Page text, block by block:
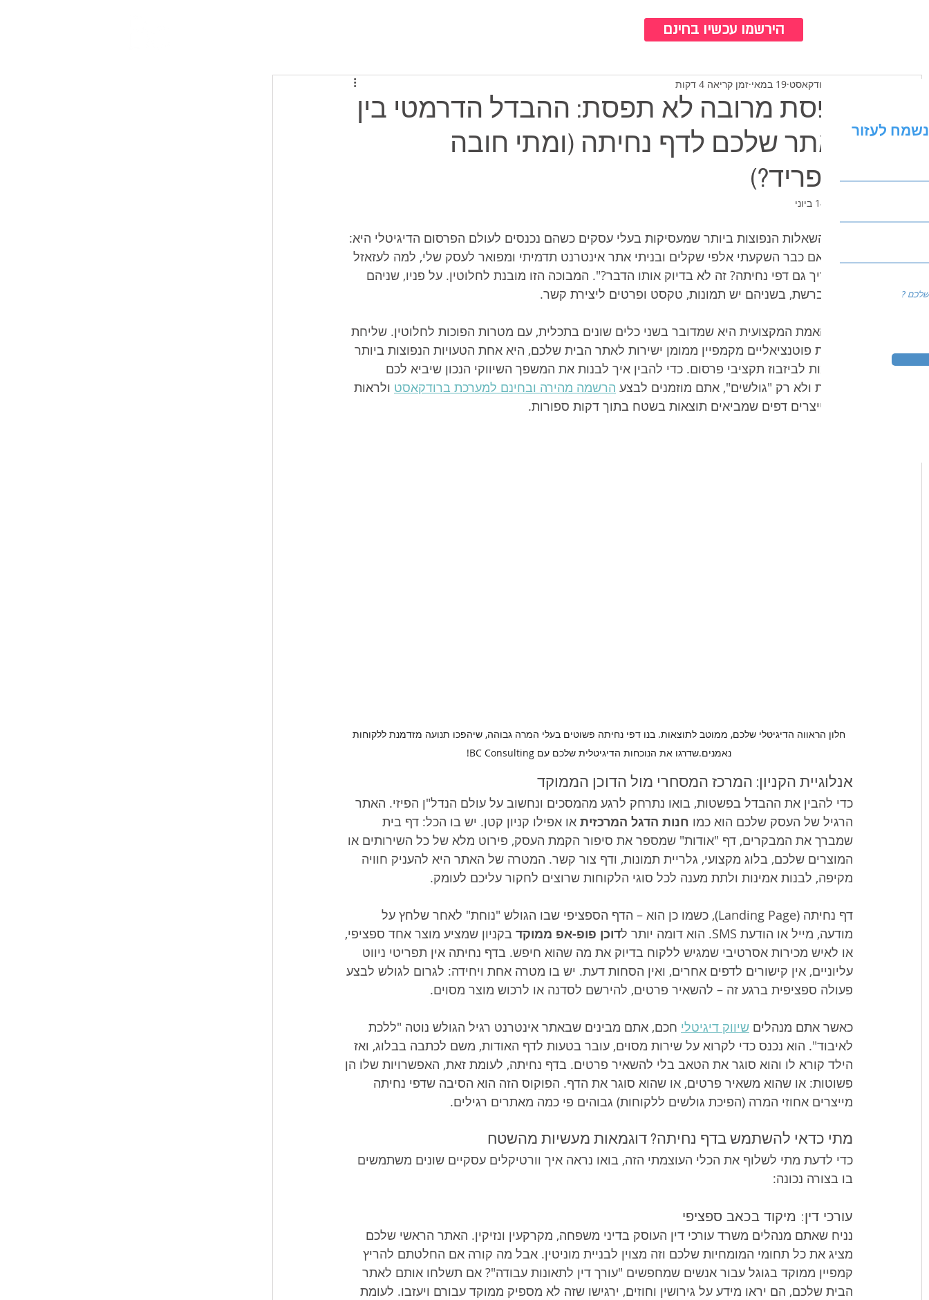
הירשמו עכשיו בחינם
תפסת מרובה לא תפסת: ההבדל הדרמטי בין
האתר שלכם לדף נחיתה (ומתי חובה
להפריד?)
צוות ברודקאסט 19 במאי זמן קריאה 4 דקות
14 ביוני
אחת השאלות הנפוצות ביותר שמעסיקות בעלי עסקים כשהם נכנסים לעולם הפרסום הדיגיטלי היא:
"רגע, אם כבר השקעתי אלפי שקלים ובניתי אתר אינטרנט תדמיתי ומפואר לעסק שלי, למה לעזאזל
אני צריך גם דפי נחיתה? זה לא בדיוק אותו הדבר?". המבוכה הזו מובנת לחלוטין. על פניו, שניהם
דפים ברשת, בשניהם יש תמונות, טקסט ופרטים ליצירת קשר.
אבל האמת המקצועית היא שמדובר בשני כלים שונים בתכלית, עם מטרות הפוכות לחלוטין. שליחת
לקוחות פוטנציאליים מקמפיין ממומן ישירות לאתר הבית שלכם, היא אחת הטעויות הנפוצות ביותר
שגורמות לביזבוז תקציבי פרסום. כדי להבין איך לבנות את המשפך השיווקי הנכון שיביא לכם
לקוחות ולא רק "גולשים", אתם מוזמנים לבצע הרשמה מהירה ובחינם למערכת ברודקאסט ולראות
איך מייצרים דפים שמביאים תוצאות בשטח בתוך דקות ספורות.
חלון הראווה הדיגיטלי שלכם, ממוטב לתוצאות. בנו דפי נחיתה פשוטים בעלי המרה גבוהה, שיהפכו תנועה מזדמנת ללקוחות
נאמנים.שדרגו את הנוכחות הדיגיטלית שלכם עם BC Consulting!
אנלוגיית הקניון: המרכז המסחרי מול הדוכן הממוקד
כדי להבין את ההבדל בפשטות, בואו נתרחק לרגע מהמסכים ונחשוב על עולם הנדל"ן הפיזי. האתר
הרגיל של העסק שלכם הוא כמו חנות הדגל המרכזית או אפילו קניון קטן. יש בו הכל: דף בית
שמברך את המבקרים, דף "אודות" שמספר את סיפור הקמת העסק, פירוט מלא של כל השירותים או
המוצרים שלכם, בלוג מקצועי, גלריית תמונות, ודף צור קשר. המטרה של האתר היא להעניק חוויה
מקיפה, לבנות אמינות ולתת מענה לכל סוגי הלקוחות שרוצים לחקור עליכם לעומק.
דף נחיתה (Landing Page), כשמו כן הוא – הדף הספציפי שבו הגולש "נוחת" לאחר שלחץ על
מודעה, מייל או הודעת SMS. הוא דומה יותר ל
דוכן פופ-אפ ממוקד בקניון שמציע מוצר אחד ספציפי,
או לאיש מכירות אסרטיבי שמגיש ללקוח בדיוק את מה שהוא חיפש. בדף נחיתה אין תפריטי ניווט
עליוניים, אין קישורים לדפים אחרים, ואין הסחות דעת. יש בו מטרה אחת ויחידה: לגרום לגולש לבצע
פעולה ספציפית ברגע זה – להשאיר פרטים, להירשם לסדנה או לרכוש מוצר מסוים.
כאשר אתם מנהלים שיווק דיגיטלי חכם, אתם מבינים שבאתר אינטרנט רגיל הגולש נוטה "ללכת
לאיבוד". הוא נכנס כדי לקרוא על שירות מסוים, עובר בטעות לדף האודות, משם לכתבה בבלוג, ואז
הילד קורא לו והוא סוגר את הטאב בלי להשאיר פרטים. בדף נחיתה, לעומת זאת, האפשרויות שלו הן
פשוטות: או שהוא משאיר פרטים, או שהוא סוגר את הדף. הפוקוס הזה הוא הסיבה שדפי נחיתה
מייצרים אחוזי המרה (הפיכת גולשים ללקוחות) גבוהים פי כמה מאתרים רגילים.
מתי כדאי להשתמש בדף נחיתה? דוגמאות מעשיות מהשטח
כדי לדעת מתי לשלוף את הכלי העוצמתי הזה, בואו נראה איך וורטיקלים עסקיים שונים משתמשים
בו בצורה נכונה:
עורכי דין: מיקוד בכאב ספציפי
נניח שאתם מנהלים משרד עורכי דין העוסק בדיני משפחה, מקרקעין ונזיקין. האתר הראשי שלכם
מציג את כל תחומי המומחיות שלכם וזה מצוין לבניית מוניטין. אבל מה קורה אם החלטתם להריץ
קמפיין ממוקד בגוגל עבור אנשים שמחפשים "עורך דין לתאונות עבודה"? אם תשלחו אותם לאתר
הבית שלכם, הם יראו מידע על גירושין וחוזים, ירגישו שזה לא מספיק ממוקד עבורם ויעזבו. לעומת
לעזור